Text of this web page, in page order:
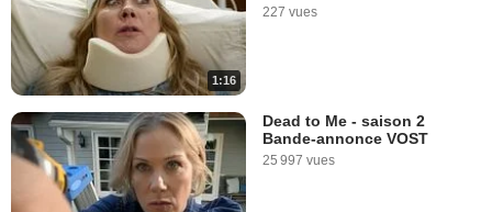
1:16
227 vues
Dead to Me - saison 2
Bande-annonce VOST
25 997 vues